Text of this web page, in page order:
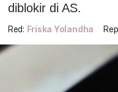
diblokir di AS.
Red: Friska Yolandha